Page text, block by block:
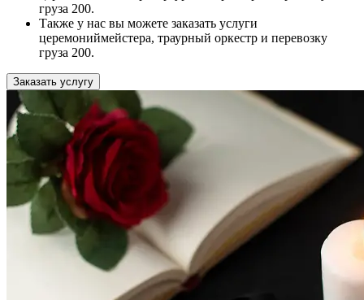
груза 200.
Также у нас вы можете заказать услуги
церемониймейстера, траурный оркестр и перевозку
груза 200.
Заказать услугу